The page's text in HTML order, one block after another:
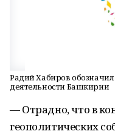
Радий Хабиров
деятельности Башкирии
— Отрадно, что в
геополитических